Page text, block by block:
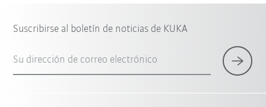
Suscribirse al boletín de noticias de KUKA
Su dirección de correo electrónico